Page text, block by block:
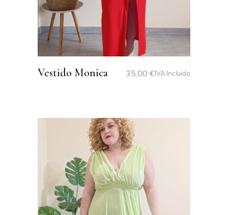
Vestido Monica 35,00 €IVA Incluido